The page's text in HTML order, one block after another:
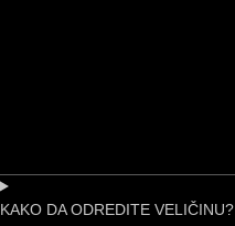
KAKO DA ODREDITE VELIČINU?